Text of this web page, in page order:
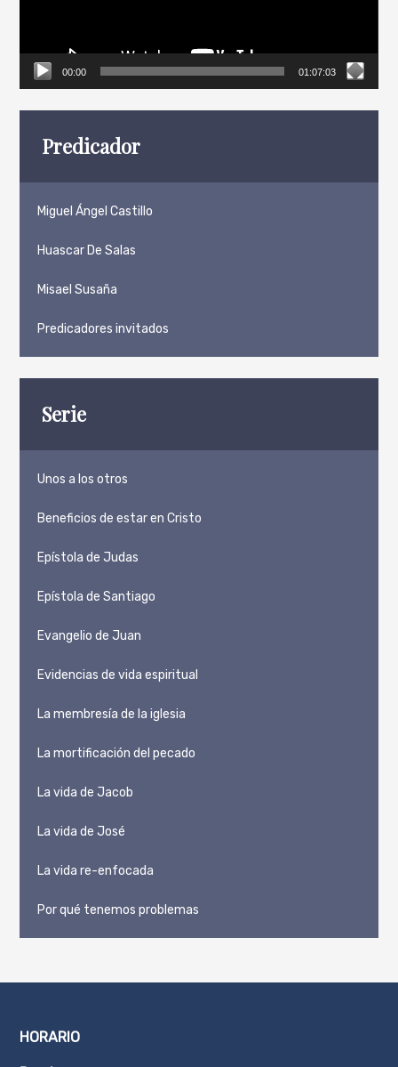
00:00 01:07:03
Predicador
Miguel Ángel Castillo
Huascar De Salas
Misael Susaña
Predicadores invitados
Serie
Unos a los otros
Beneficios de estar en Cristo
Epístola de Judas
Epístola de Santiago
Evangelio de Juan
Evidencias de vida espiritual
La membresía de la iglesia
La mortificación del pecado
La vida de Jacob
La vida de José
La vida re-enfocada
Por qué tenemos problemas
HORARIO